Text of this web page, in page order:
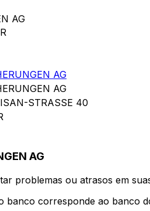
AG
AG
AG
STRASSE 40
AG
problemas ou atrasos em
banco corresponde ao banco